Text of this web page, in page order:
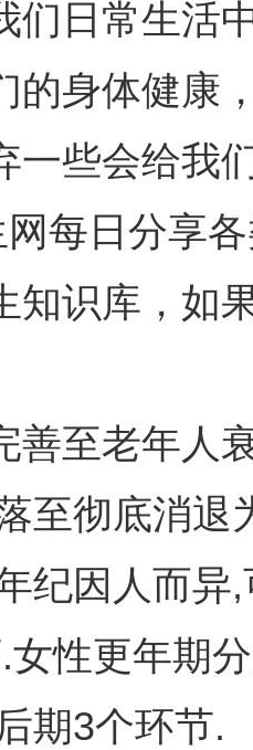
们日常生活
的身体健康
一些会给我
每日分享
知识库，如
善至老年人
至彻底消退
纪因人而异,
性更年期
期3个环节.